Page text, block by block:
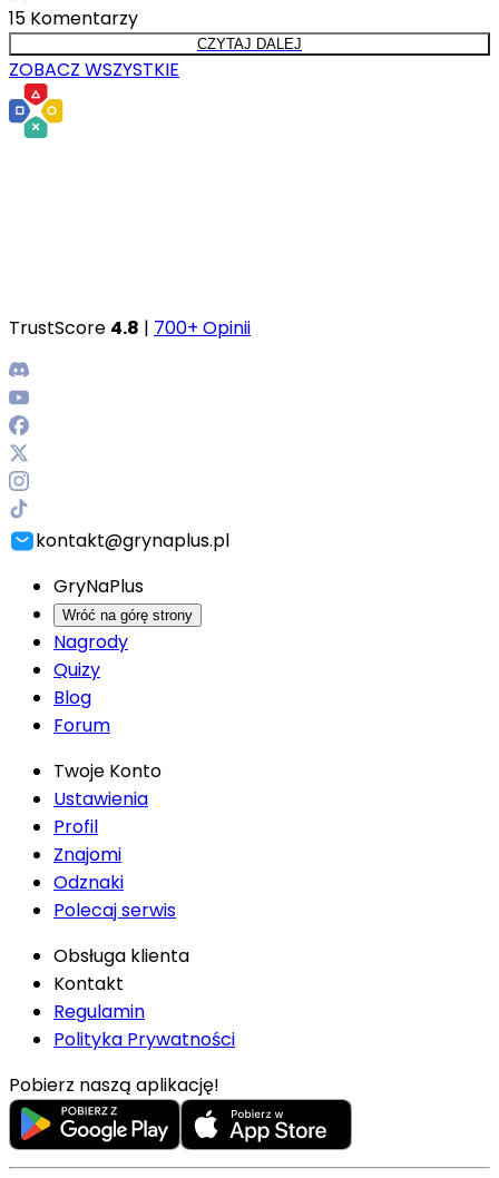
15 Komentarzy
CZYTAJ DALEJ
ZOBACZ WSZYSTKIE
TrustScore 4.8 | 700+ Opinii
kontakt@grynaplus.pl
GryNaPlus
Wróć na górę strony
Nagrody
Quizy
Blog
Forum
Twoje Konto
Ustawienia
Profil
Znajomi
Odznaki
Polecaj serwis
Obsługa klienta
Kontakt
Regulamin
Polityka Prywatności
Pobierz naszą aplikację!